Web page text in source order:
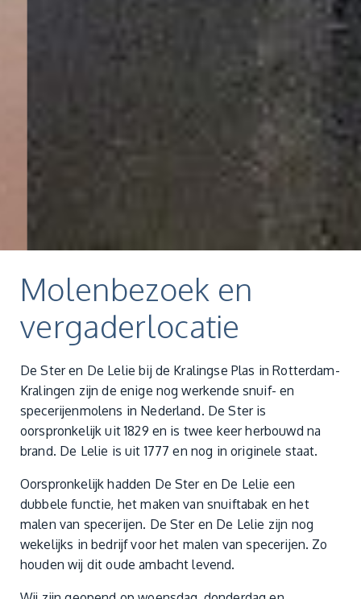
Molenbezoek en
vergaderlocatie
De Ster en De Lelie bij de Kralingse Plas in Rotterdam-
Kralingen zijn de enige nog werkende snuif- en
specerijenmolens in Nederland. De Ster is
oorspronkelijk uit 1829 en is twee keer herbouwd na
brand. De Lelie is uit 1777 en nog in originele staat.
Oorspronkelijk hadden De Ster en De Lelie een
dubbele functie, het maken van snuiftabak en het
malen van specerijen. De Ster en De Lelie zijn nog
wekelijks in bedrijf voor het malen van specerijen. Zo
houden wij dit oude ambacht levend.